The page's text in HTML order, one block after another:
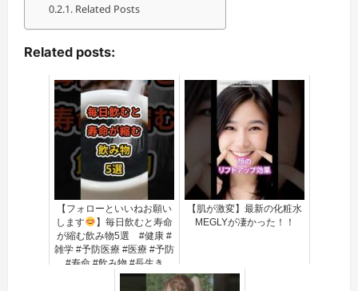
Related Posts
Related posts:
【フォローといいねお願い
します
】毎日飲むと寿命
が縮む飲み物5選 #健康 #
雑学 #予防医療 #医療 #予防
#寿命 #飲み物 #長生き
【肌が激変】最新の化粧水
MEGLYが凄かった！！